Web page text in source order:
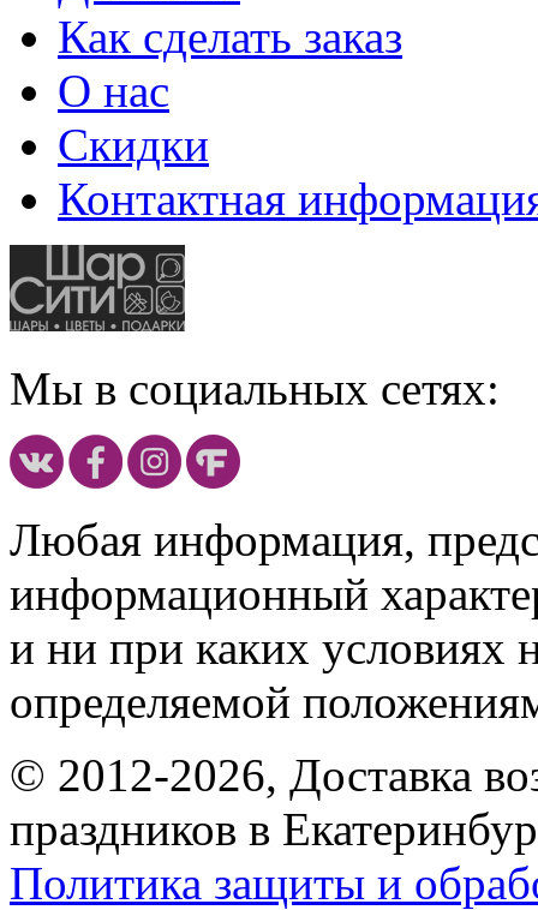
Как сделать заказ
О нас
Скидки
Контактная
Мы в социальных сетях:
Любая информация,
информационный
и ни при каких условиях
определяемой
© 2012-2026, Доставка
праздников в
Политика защиты и